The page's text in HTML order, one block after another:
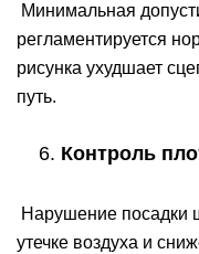
Минимальная
регламентируется
рисунка ухудшает
путь.
Контроль
Нарушение посадки
утечке воздуха и